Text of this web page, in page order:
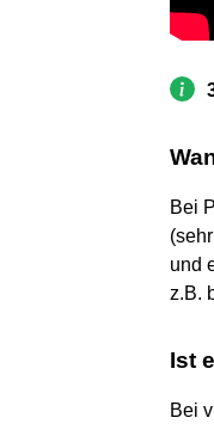
Bei
und
z.B.
Ist
Bei